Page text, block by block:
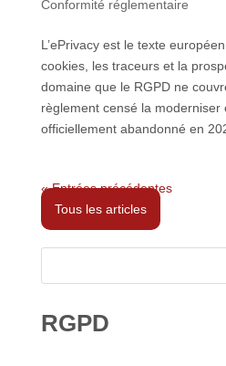
Conformité réglementaire
L’ePrivacy est le texte
cookies, les traceurs et la
domaine que le RGPD ne
règlement censé la moderniser
officiellement abandonné en
« Entrées précédentes
Tous les articles
RGPD